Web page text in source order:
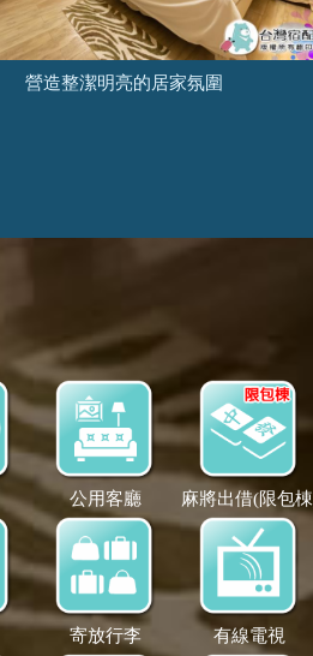
營造整潔明亮的居家氛圍
公用客廳 麻將出借(限包
寄放行李 有線電視